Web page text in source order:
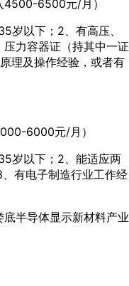
4500-6500元/月）
岁以下；2、有高压、
力容器证（持其中一证
理及操作经验，或者有
6000元/月）
岁以下；2、能适应两
有电子制造行业工作经
半导体显示新材料产业